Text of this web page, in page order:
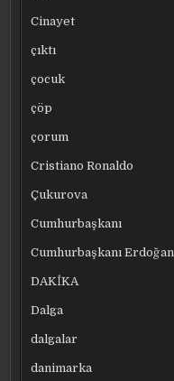
Cinayet
çıktı
çocuk
çöp
çorum
Cristiano Ronaldo
Çukurova
Cumhurbaşkanı
Cumhurbaşkanı Erdoğan
DAKİKA
Dalga
dalgalar
danimarka